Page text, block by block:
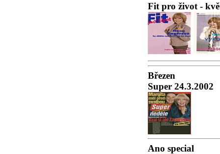
Fit pro život -
Březen
Super 24.3.2002
Ano special